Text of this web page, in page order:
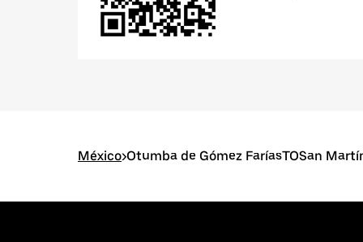
México>Otumba de Gómez FaríasTOSan